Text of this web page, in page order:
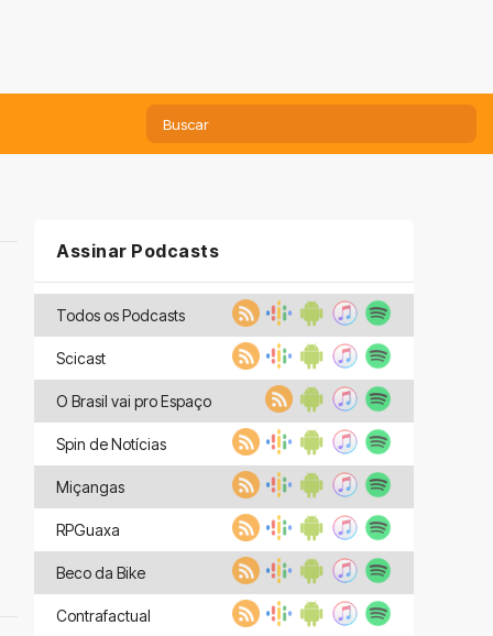
Assinar Podcasts
Todos os Podcasts
Scicast
O Brasil vai pro Espaço
Spin de Notícias
Miçangas
RPGuaxa
Beco da Bike
Contrafactual